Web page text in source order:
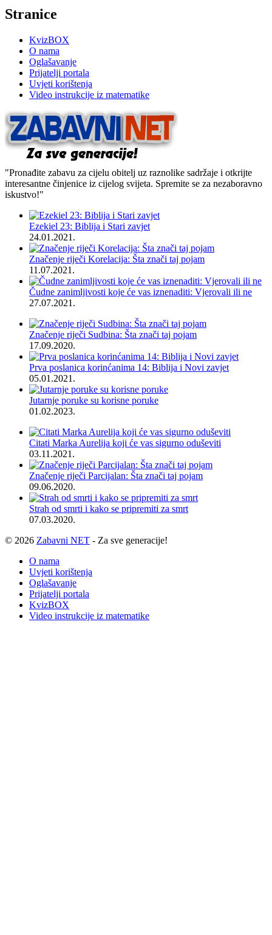
Stranice
KvizBOX
O nama
Oglašavanje
Prijatelji portala
Uvjeti korištenja
Video instrukcije iz matematike
"Pronađite zabavu za cijelu obitelj uz raznolike sadržaje i otkrijte
interesantne činjenice iz cijelog svijeta. Spremite se za nezaboravno
iskustvo!"
Ezekiel 23: Biblija i Stari zavjet
24.01.2021.
Značenje riječi Korelacija: Šta znači taj pojam
11.07.2021.
Čudne zanimljivosti koje će vas iznenaditi: Vjerovali ili ne
27.07.2021.
Značenje riječi Sudbina: Šta znači taj pojam
17.09.2020.
Prva poslanica korinćanima 14: Biblija i Novi zavjet
05.01.2021.
Jutarnje poruke su korisne poruke
01.02.2023.
Citati Marka Aurelija koji će vas sigurno oduševiti
03.11.2021.
Značenje riječi Parcijalan: Šta znači taj pojam
09.06.2020.
Strah od smrti i kako se pripremiti za smrt
07.03.2020.
© 2026 Zabavni NET - Za sve generacije!
O nama
Uvjeti korištenja
Oglašavanje
Prijatelji portala
KvizBOX
Video instrukcije iz matematike